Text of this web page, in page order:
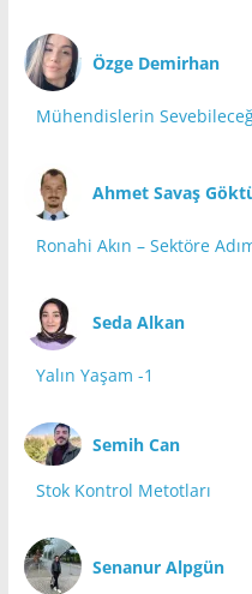
Özge Demirhan
Mühendislerin
Ahmet Savaş
Ronahi Akın – Sektöre
Seda Alkan
Yalın Yaşam -1
Semih Can
Stok Kontrol Metotları
Senanur Alpgün